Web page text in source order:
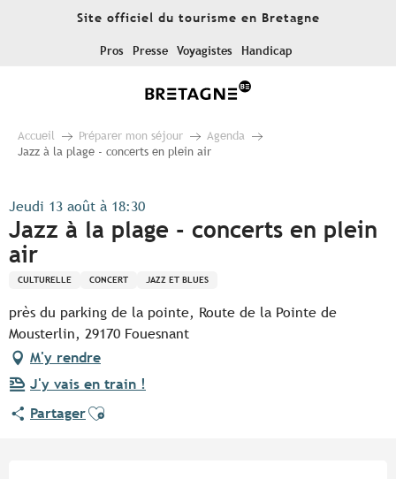
Site officiel du tourisme en Bretagne
Pros Presse Voyagistes Handicap
Accueil Préparer mon séjour
Agenda
Jazz à la plage - concerts en plein air
Jeudi 13 août à 18:30
Jazz à la plage - concerts en plein
air
CULTURELLE CONCERT JAZZ ET BLUES
près du parking de la pointe, Route de la Pointe de
Mousterlin, 29170 Fouesnant
M'y rendre
J'y vais en train !
PartagerAjouter aux favoris